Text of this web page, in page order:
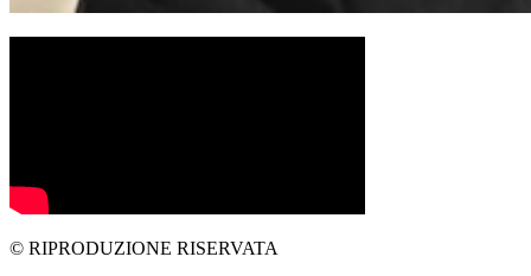
© RIPRODUZIONE RISERVATA